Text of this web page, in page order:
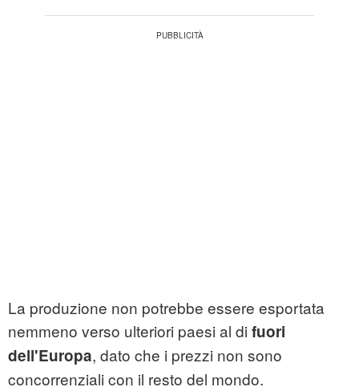
La produzione non potrebbe essere esportata
nemmeno verso ulteriori paesi al di fuori
dell'Europa, dato che i prezzi non sono
concorrenziali con il resto del mondo.